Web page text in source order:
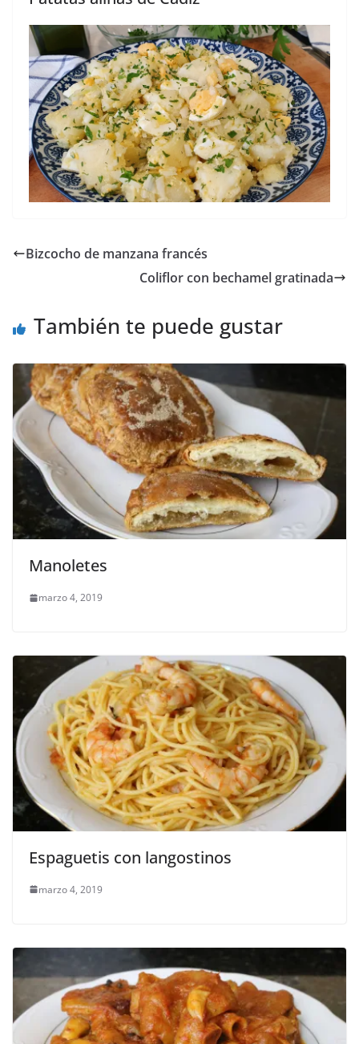
Bizcocho de manzana francés
Coliflor con bechamel gratinada
También te puede gustar
Manoletes
marzo 4, 2019
Espaguetis con langostinos
marzo 4, 2019